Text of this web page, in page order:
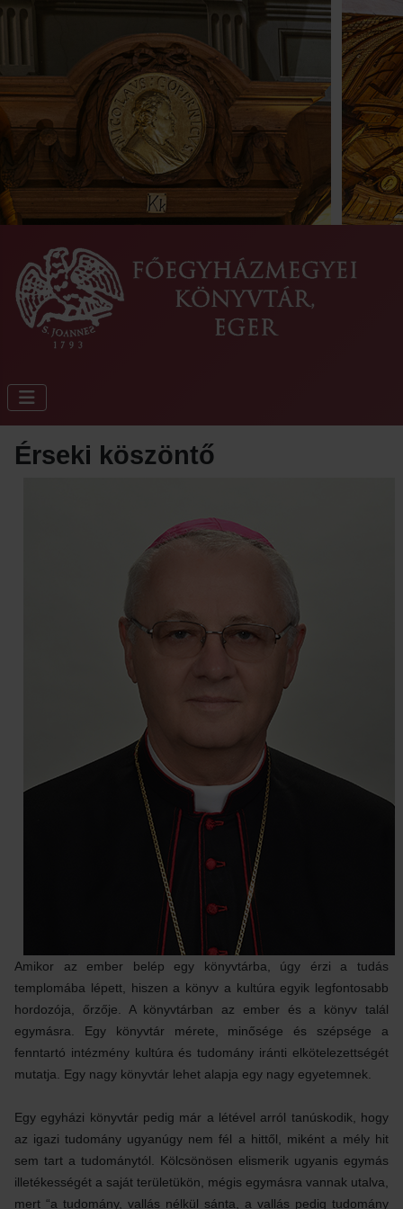
Érseki köszöntő
Amikor az ember belép egy könyvtárba, úgy érzi a tudás
templomába lépett, hiszen a könyv a kultúra egyik legfontosabb
hordozója, őrzője. A könyvtárban az ember és a könyv talál
egymásra. Egy könyvtár mérete, minősége és szépsége a
fenntartó intézmény kultúra és tudomány iránti elkötelezettségét
mutatja. Egy nagy könyvtár lehet alapja egy nagy egyetemnek.
Egy egyházi könyvtár pedig már a létével arról tanúskodik, hogy
az igazi tudomány ugyanúgy nem fél a hittől, miként a mély hit
sem tart a tudománytól. Kölcsönösen elismerik ugyanis egymás
illetékességét a saját területükön, mégis egymásra vannak utalva,
mert “a tudomány, vallás nélkül sánta, a vallás pedig tudomány